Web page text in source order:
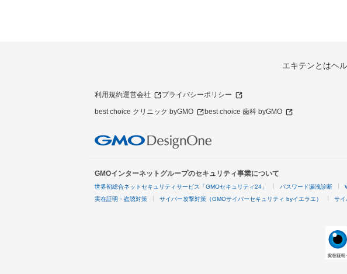
エキテンとはヘ
利用規約運営会社 プライバシーポリシー
best choice クリニック byGMO best choice 歯科 byGMO
GMOインターネットグループのセキュリティ事業について
世界初総合ネットセキュリティサービス「GMOセキュリティ24」 パスワード漏洩診断
実在証明・盗聴対策 サイバー攻撃対策（GMOサイバーセキュリティ byイエラエ） サイ